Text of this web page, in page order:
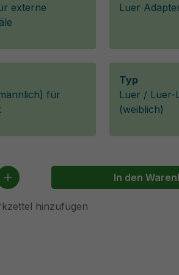
externe
Luer
für
Typ
Luer / Luer-
(weiblich)
Gib denIn den
hinzufügen